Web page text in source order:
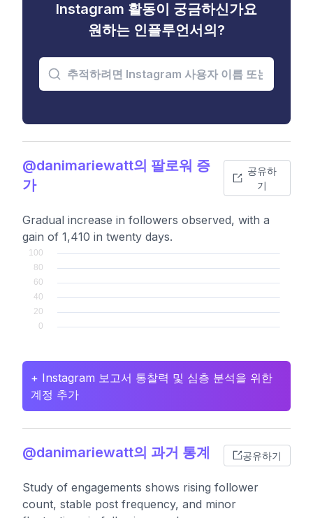
Instagram 활동이 궁금하신가요
원하는 인플루언서의?
@danimariewatt의 팔로워 증
가
공유하
기
Gradual increase in followers observed, with a
gain of 1,410 in twenty days.
+ Instagram 보고서 통찰력 및 심층 분석을 위한
계정 추가
@danimariewatt의 과거 통계 공유하기
Study of engagements shows rising follower
count, stable post frequency, and minor